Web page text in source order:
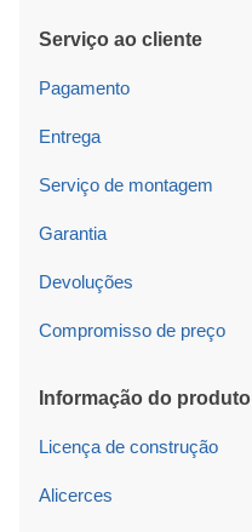
Serviço ao cliente
Pagamento
Entrega
Serviço de montagem
Garantia
Devoluções
Compromisso de preço
Informação do produto
Licença de construção
Alicerces